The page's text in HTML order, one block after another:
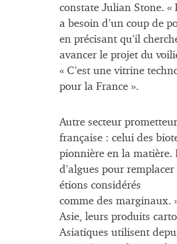
constate Julian Stone. «
a besoin d’un coup de
en précisant qu’il
avancer le projet du
« C’est une vitrine
pour la France ».
Autre secteur
française : celui des
pionnière en la matière.
d’algues pour
étions considérés
comme des marginaux.
Asie, leurs produits
Asiatiques utilisent